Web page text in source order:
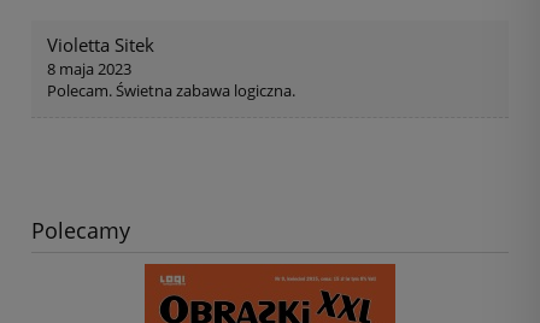
Violetta Sitek
8 maja 2023
Polecam. Świetna zabawa logiczna.
Polecamy